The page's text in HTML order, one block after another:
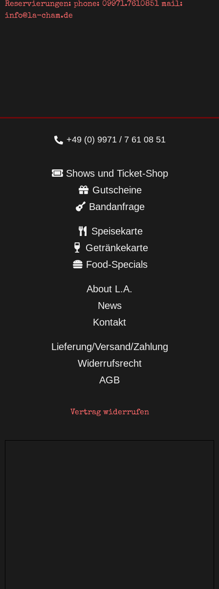
Reservierungen: phone: 09971.7610851 mail:
info@la-cham.de
+49 (0) 9971 / 7 61 08 51
Shows und Ticket-Shop
Gutscheine
Bandanfrage
Speisekarte
Getränkekarte
Food-Specials
About L.A.
News
Kontakt
Lieferung/Versand/Zahlung
Widerrufsrecht
AGB
Vertrag widerrufen